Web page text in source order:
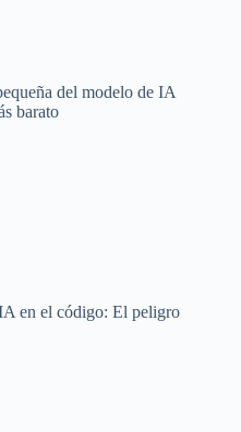
del modelo de IA
barato
en el código: El peligro